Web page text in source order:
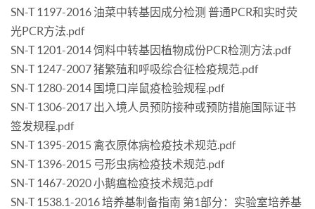
SN-T 1197-2016 油菜中转基因成分检测 普通PCR和实时荧
光PCR方法.pdf
SN-T 1201-2014 饲料中转基因植物成份PCR检测方法.pdf
SN-T 1247-2007 猪繁殖和呼吸综合征检疫规范.pdf
SN-T 1280-2014 国境口岸鼠疫检验规程.pdf
SN-T 1306-2017 出入境人员预防接种或预防措施国际证书
签发规程.pdf
SN-T 1395-2015 禽衣原体病检疫技术规范.pdf
SN-T 1396-2015 弓形虫病检疫技术规范.pdf
SN-T 1467-2020 小鹅瘟检疫技术规范.pdf
SN-T 1538.1-2016 培养基制备指南 第1部分：实验室培养基